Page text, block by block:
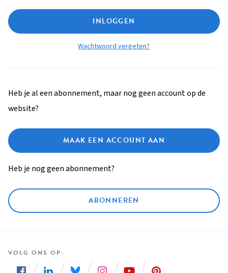
INLOGGEN
Wachtwoord vergeten?
Heb je al een abonnement, maar nog geen account op de
website?
MAAK EEN ACCOUNT AAN
Heb je nog geen abonnement?
ABONNEREN
VOLG ONS OP